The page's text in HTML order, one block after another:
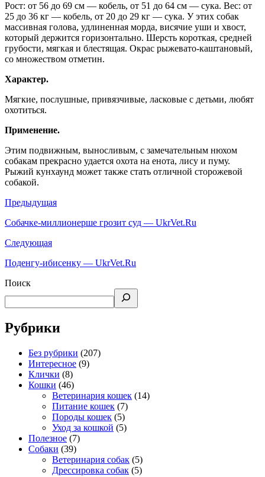
Рост: от 56 до 69 см — кобель, от 51 до 64 см — сука. Вес: от
25 до 36 кг — кобель, от 20 до 29 кг — сука. У этих собак
массивная голова, удлиненная морда, висячие уши и хвост,
который держится горизонтально. Шерсть короткая, средней
грубости, мягкая и блестящая. Окрас рыжевато-каштановый,
со множеством отметин.
Характер.
Мягкие, послушные, привязчивые, ласковые с детьми, любят
охотиться.
Применение.
Этим подвижным, выносливым, с замечательным нюхом
собакам прекрасно удается охота на енота, лису и пуму.
Рыжий кунхаунд может также стать отличной сторожевой
собакой.
Предыдущая
Собачке-миллионерше грозит суд — UkrVet.Ru
Следующая
Поденгу-ибисенку — UkrVet.Ru
Поиск
Рубрики
Без рубрики (207)
Интересное (9)
Клички (8)
Кошки (46)
Ветеринария кошек (14)
Питание кошек (7)
Породы кошек (5)
Уход за кошкой (5)
Полезное (7)
Собаки (39)
Ветеринария собак (5)
Дрессировка собак (5)